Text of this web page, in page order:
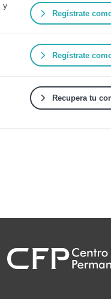
y
Regístrate
Regístrate
Recupera tu